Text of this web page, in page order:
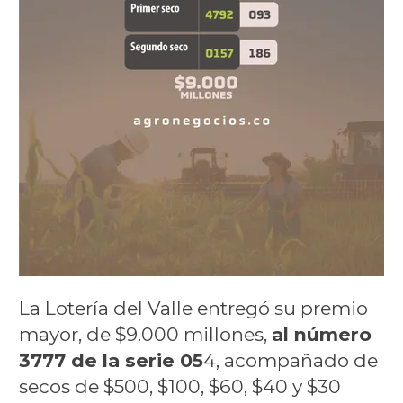
La Lotería del Valle entregó su premio
mayor, de $9.000 millones, al número
3777 de la serie 054, acompañado de
secos de $500, $100, $60, $40 y $30